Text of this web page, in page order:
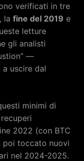
verificati in tre
, la fine del 2019 e
letture
gli analisti
—
a uscire dal
minimi di
2022 (con BTC
poi toccato nuovi
nel 2024-2025.